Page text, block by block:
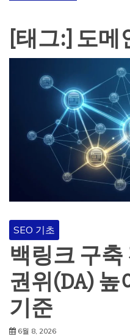
[태그:] 도메
SEO 기초
백링크 구축
권위(DA) 높
기준
6월 8, 2026